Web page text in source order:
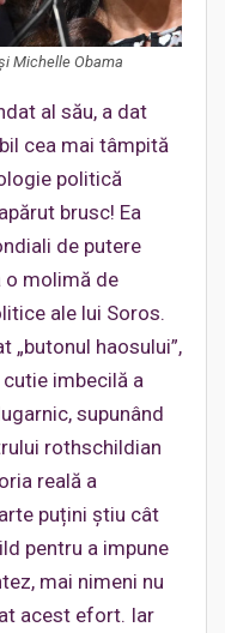
Michelle Obama
al său, a dat
cea mai tâmpită
politică
brusc! Ea
de putere
o molimă de
ale lui Soros.
„butonul haosului”,
imbecilă a
supunând
rothschildian
reală a
puțini știu cât
pentru a impune
mai nimeni nu
acest efort. Iar